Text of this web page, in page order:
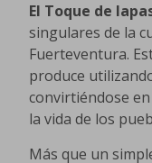
El Toque de
singulares de la
Fuerteventura.
produce
convirtiéndose
la vida de los
Más que un